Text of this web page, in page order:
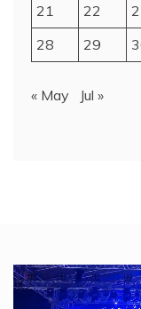
21
22
28
29
« May Jul »
Video
Player